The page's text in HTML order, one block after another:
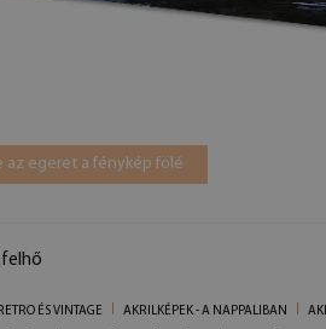
az egeret a fénykép fölé
felhő
ÉS VINTAGE AKRILKÉPEK - A NAPPALIBAN